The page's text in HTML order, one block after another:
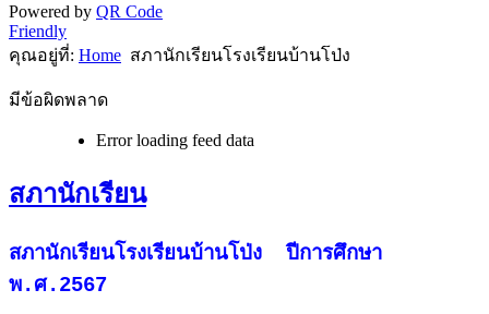
Powered by QR Code
Friendly
คุณอยู่ที่: Home สภานักเรียนโรงเรียนบ้านโป่ง
มีข้อผิดพลาด
Error loading feed data
สภานักเรียน
สภานักเรียนโรงเรียนบ้านโป่ง ปีการศึกษา
พ.ศ.2567